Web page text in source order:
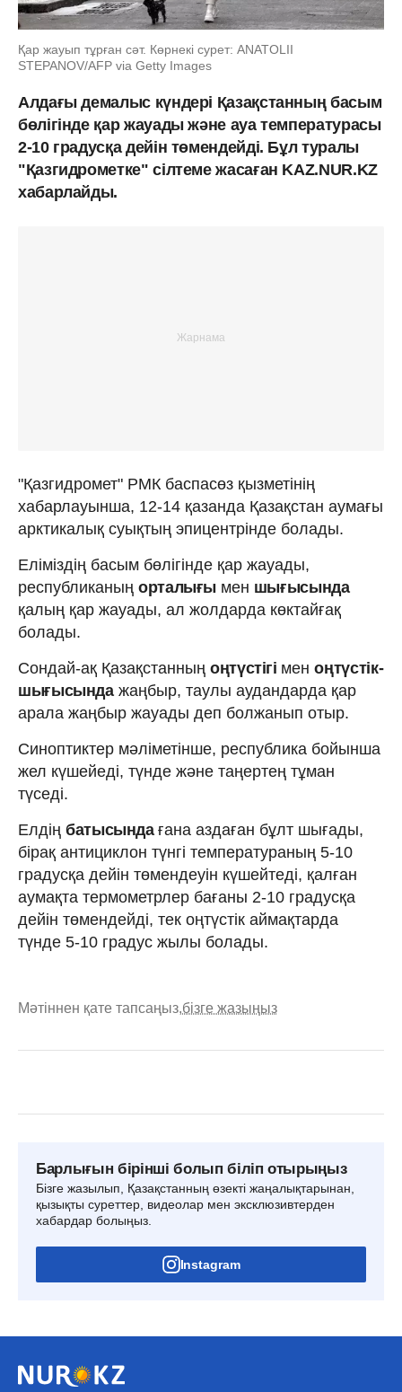
Қар жауып тұрған сәт. Көрнекі сурет: ANATOLII
STEPANOV/AFP via Getty Images
Алдағы демалыс күндері Қазақстанның басым
бөлігінде қар жауады және ауа температурасы
2-10 градусқа дейін төмендейді. Бұл туралы
"Қазгидрометке" сілтеме жасаған KAZ.NUR.KZ
хабарлайды.
"Қазгидромет" РМК баспасөз қызметінің
хабарлауынша, 12-14 қазанда Қазақстан аумағы
арктикалық суықтың эпицентрінде болады.
Еліміздің басым бөлігінде қар жауады,
республиканың орталығы мен шығысында
қалың қар жауады, ал жолдарда көктайғақ
болады.
Сондай-ақ Қазақстанның оңтүстігі меноңтүстік-
шығысындажаңбыр, таулы аудандарда қар
арала жаңбыр жауады деп болжанып отыр.
Синоптиктер мәліметінше, республика бойынша
жел күшейеді, түнде және таңертең тұман
түседі.
Елдің батысындағана аздаған бұлт шығады,
бірақ антициклон түнгі температураның 5-10
градусқа дейін төмендеуін күшейтеді, қалған
аумақта термометрлер бағаны 2-10 градусқа
дейін төмендейді, тек оңтүстік аймақтарда
түнде 5-10 градус жылы болады.
Мәтіннен қате тапсаңыз,бізге жазыңыз
Барлығын бірінші болып біліп отырыңыз
Бізге жазылып, Қазақстанның өзекті жаңалықтарынан,
қызықты суреттер, видеолар мен эксклюзивтерден
хабардар болыңыз.
Instagram